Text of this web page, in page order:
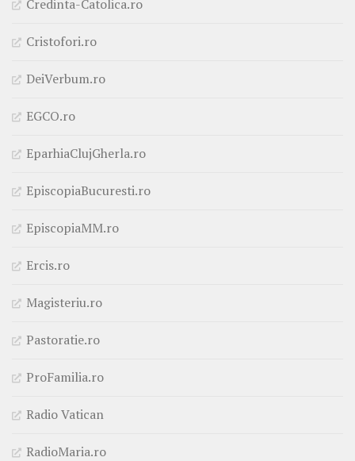
Credinta-Catolica.ro
Cristofori.ro
DeiVerbum.ro
EGCO.ro
EparhiaClujGherla.ro
EpiscopiaBucuresti.ro
EpiscopiaMM.ro
Ercis.ro
Magisteriu.ro
Pastoratie.ro
ProFamilia.ro
Radio Vatican
RadioMaria.ro